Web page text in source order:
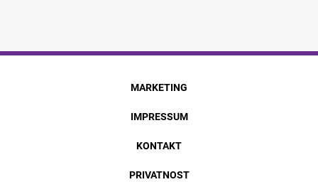
MARKETING
IMPRESSUM
KONTAKT
PRIVATNOST